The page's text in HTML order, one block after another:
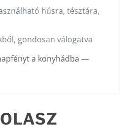
húsra, tésztára,
gondosan válogatva
a konyhádba —